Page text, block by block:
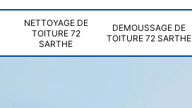
NETTOYAGE DE
TOITURE 72
SARTHE
DEMOUSSAGE DE
TOITURE 72 SARTHE